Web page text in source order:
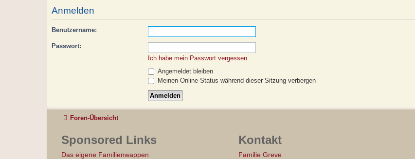
Anmelden
Benutzername:
Passwort:
Ich habe mein Passwort vergessen
Angemeldet bleiben
Meinen Online-Status während dieser Sitzung verbergen
Foren-Übersicht
Sponsored Links
Das eigene Familienwappen
Kontakt
Familie Greve